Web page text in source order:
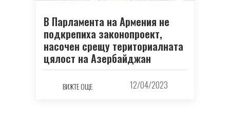
В Парламента на Армения не
подкрепиха законопроект,
насочен срещу териториалната
цялост на Азербайджан
ВИЖТЕ ОЩЕ 12/04/2023